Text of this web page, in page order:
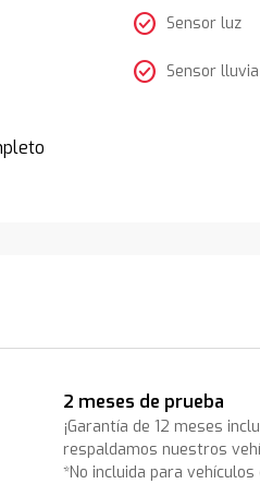
check_circle Sensor luz
check_circle Sensor lluvia
2 meses de prueba
¡Garantía de 12 meses
respaldamos nuestros
*No incluida para